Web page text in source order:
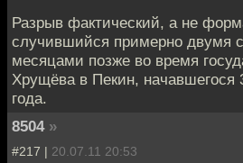
Разрыв фактический, а не
случившийся примерно двумя
месяцами позже во время
Хрущёва в Пекин, начавшегося
года.
8504 »
#217 | 20.07.11 20:53